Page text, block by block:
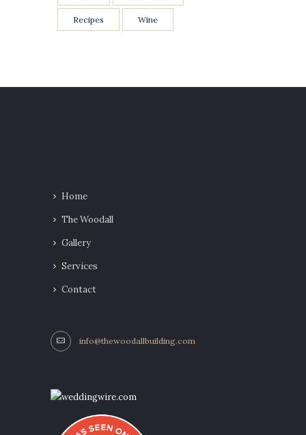
Recipes Wine
Home
The Woodall
Gallery
Services
Contact
info@thewoodallbuilding.com